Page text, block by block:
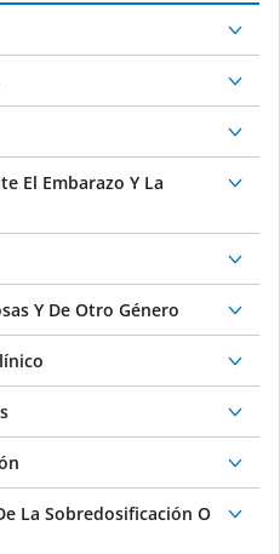
El Embarazo Y La
Y De Otro Género
La Sobredosificación O